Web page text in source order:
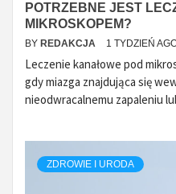
POTRZEBNE JEST
MIKROSKOPEM?
BY REDAKCJA 1 TYDZIEŃ
Leczenie kanałowe pod
gdy miazga znajdująca się
nieodwracalnemu zapaleniu
ZDROWIE I URODA